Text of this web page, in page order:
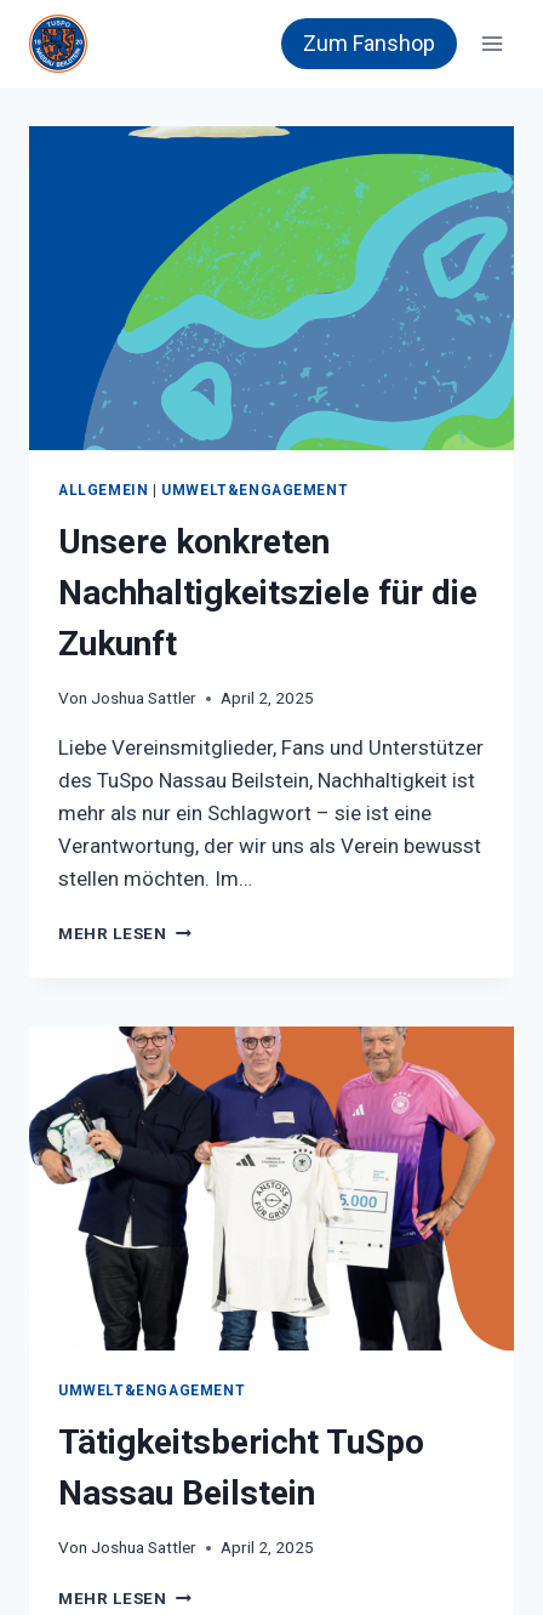
Zum
Inhalt
springen
Zum Fanshop
ALLGEMEIN | UMWELT&ENGAGEMENT
Unsere konkreten
Nachhaltigkeitsziele für die
Zukunft
Von Joshua Sattler April 2, 2025
Liebe Vereinsmitglieder, Fans und Unterstützer
des TuSpo Nassau Beilstein, Nachhaltigkeit ist
mehr als nur ein Schlagwort – sie ist eine
Verantwortung, der wir uns als Verein bewusst
stellen möchten. Im…
MEHR LESEN UNSERE
DIE
ZUKUNFT
UMWELT&ENGAGEMENT
Tätigkeitsbericht TuSpo
Nassau Beilstein
Von Joshua Sattler April 2, 2025
MEHR LESEN TÄTIGKEITSBERICHT